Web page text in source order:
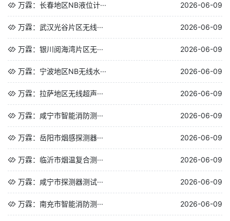
万霖：长春地区NB液位计··· 2026-06-09
万霖：武汉光谷片区无线··· 2026-06-09
万霖：银川阅海湾片区无··· 2026-06-09
万霖：宁波地区NB无线水··· 2026-06-09
万霖：拉萨地区无线超声··· 2026-06-09
万霖：咸宁市智能消防测··· 2026-06-09
万霖：岳阳市烟感探测器··· 2026-06-09
万霖：临沂市烟温复合测··· 2026-06-09
万霖：咸宁市探测器测试··· 2026-06-09
万霖：南充市智能消防测··· 2026-06-09